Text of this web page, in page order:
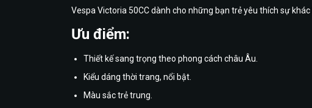
Vespa Victoria 50CC dành cho những bạn trẻ yêu thích sự khác
Ưu điểm:
Thiết kế sang trọng theo phong cách châu Âu.
Kiểu dáng thời trang, nổi bật.
Màu sắc trẻ trung.